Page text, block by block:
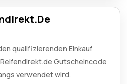
qualifizierenden Einkauf
Gutscheincode
verwendet wird.